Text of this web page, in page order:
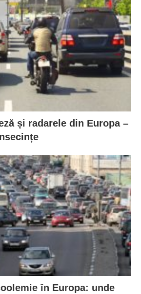
și radarele din Europa –
în Europa: unde